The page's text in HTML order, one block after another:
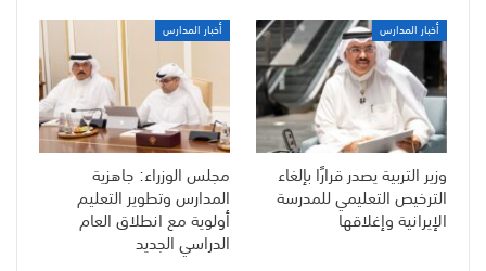
أخبار المدارس
وزير التربية يصدر قرارًا بإلغاء
الترخيص التعليمي للمدرسة
الإيرانية وإغلاقها
أخبار المدارس
مجلس الوزراء: جاهزية
المدارس وتطوير التعليم
أولوية مع انطلاق العام
الدراسي الجديد